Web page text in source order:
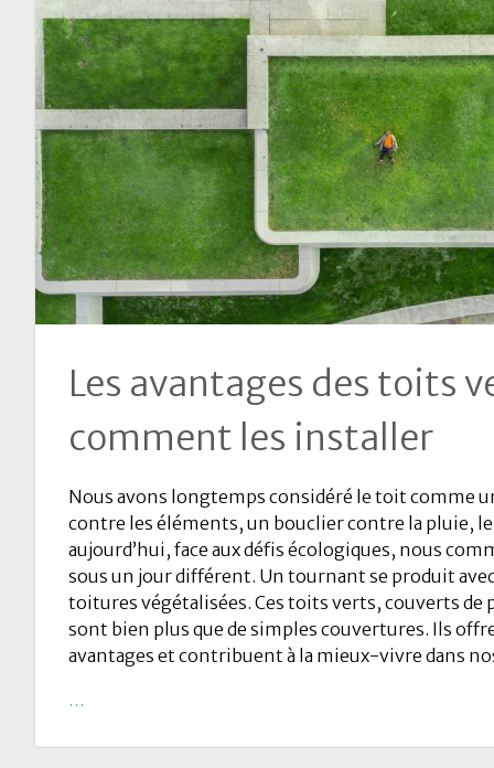
Les avantages des toits
comment les installer
Nous avons longtemps considéré le toit comme
contre les éléments, un bouclier contre la pluie,
aujourd’hui, face aux défis écologiques, nous
sous un jour différent. Un tournant se produit
toitures végétalisées. Ces toits verts, couverts de
sont bien plus que de simples couvertures. Ils
avantages et contribuent à la mieux-vivre dans
…